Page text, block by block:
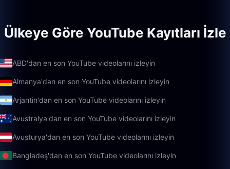
Ülkeye Göre YouTube Kayıtları İzle
ABD'dan en son YouTube videolarını izleyin
Almanya'dan en son YouTube videolarını izleyin
Arjantin'dan en son YouTube videolarını izleyin
Avustralya'dan en son YouTube videolarını izleyin
Avusturya'dan en son YouTube videolarını izleyin
Bangladeş'dan en son YouTube videolarını izleyin